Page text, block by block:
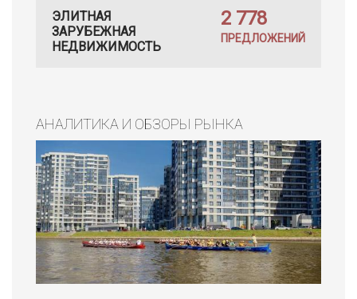
ЭЛИТНАЯ
ЗАРУБЕЖНАЯ
НЕДВИЖИМОСТЬ
2 778
ПРЕДЛОЖЕНИЙ
АНАЛИТИКА И ОБЗОРЫ РЫНКА